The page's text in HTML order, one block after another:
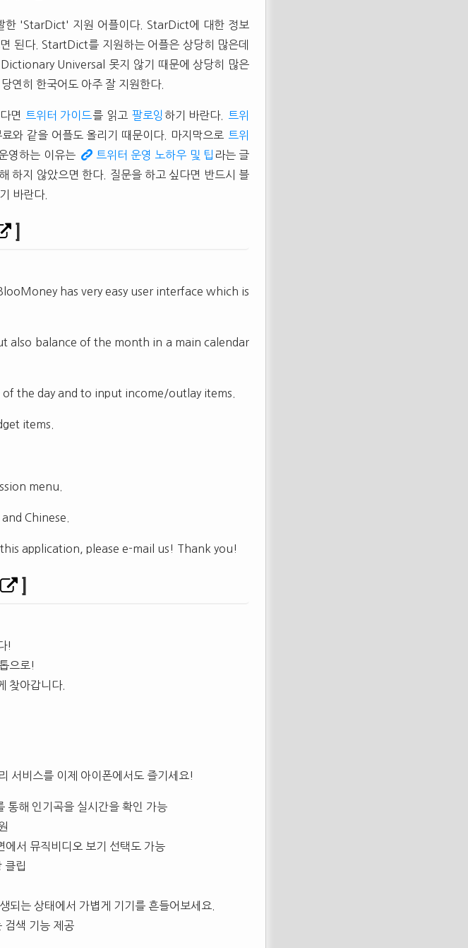
한 'StarDict' 지원 어플이다. StarDict에 대한 정보
된다. StartDict를 지원하는 어플은 상당히 많은데
Universal 못지 않기 때문에 상당히 많은
연히 한국어도 아주 잘 지원한다.
면 트위터 가이드 를 읽고 팔로잉하기 바란다.
트위
와 같을 어플도 올리기 때문이다. 마지막으로
트위
영하는 이유는 트위터 운영 노하우 및 팁 라는 글
하지 않았으면 한다. 질문을 하고 싶다면 반드시 블
바란다.
has very easy user interface which is
also balance of the month in a main calendar
the day and to input income/outlay items.
items.
menu.
Chinese.
application, please e-mail us! Thank you!
!
으로!
찾아갑니다.
서비스를 이제 아이폰에서도 즐기세요!
통해 인기곡을 실시간을 확인 가능
서 뮤직비디오 보기 선택도 가능
클립
는 상태에서 가볍게 기기를 흔들어보세요.
검색 기능 제공